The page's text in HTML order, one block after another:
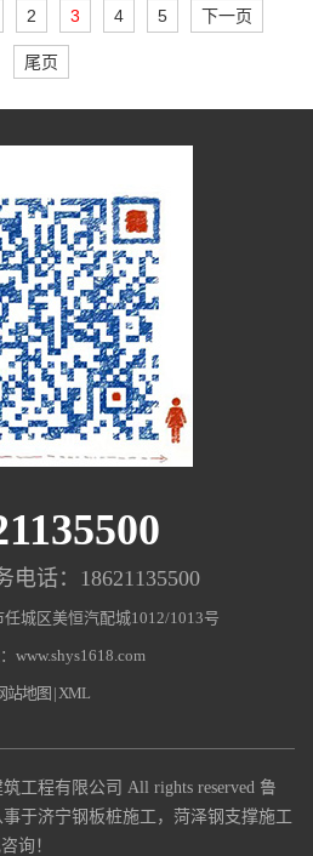
2 3 4 5 下一页
尾页
电话：18621135500
城区美恒汽配城1012/1013号
www.shys1618.com
站地图 |XML
工程有限公司 All rights reserved 鲁
事于济宁钢板桩施工，菏泽钢支撑施工
询！